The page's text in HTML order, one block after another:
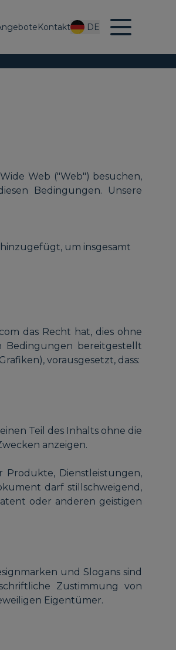
Kontakt DE
Web ("Web") besuchen,
Bedingungen. Unsere
um insgesamt
das Recht hat, dies ohne
Bedingungen bereitgestellt
vorausgesetzt, dass:
Teil des Inhalts ohne die
anzeigen.
Produkte, Dienstleistungen,
darf stillschweigend,
oder anderen geistigen
und Slogans sind
Zustimmung von
Eigentümer.